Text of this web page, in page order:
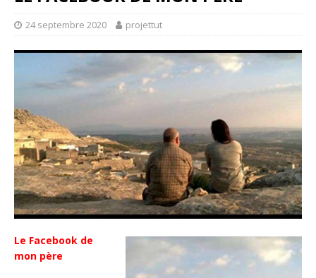
24 septembre 2020 projettut
Le Facebook de
mon père